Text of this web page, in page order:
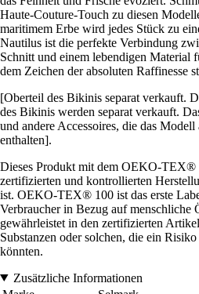
Haute-Couture-Touch zu diesen
maritimem Erbe wird jedes Stück zu
Nautilus ist die perfekte Verbindung
Schnitt und einem lebendigen Material
dem Zeichen der absoluten Raffinesse
[Oberteil des Bikinis separat verkauft.
des Bikinis werden separat verkauft.
und andere Accessoires, die das
enthalten].
Dieses Produkt mit dem OEKO-TEX®
zertifizierten und kontrollierten
ist. OEKO-TEX® 100 ist das erste
Verbraucher in Bezug auf menschliche
gewährleistet in den zertifizierten
Substanzen oder solchen, die ein
könnten.
Zusätzliche Informationen